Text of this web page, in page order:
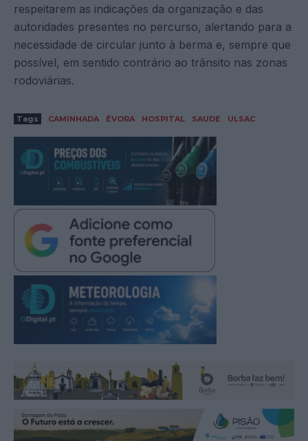
respeitarem as indicações da organização e das
autoridades presentes no percurso, alertando para a
necessidade de circular junto à berma e, sempre que
possível, em sentido contrário ao trânsito nas zonas
rodoviárias.
Tags CAMINHADA ÉVORA HOSPITAL SAUDE ULSAC